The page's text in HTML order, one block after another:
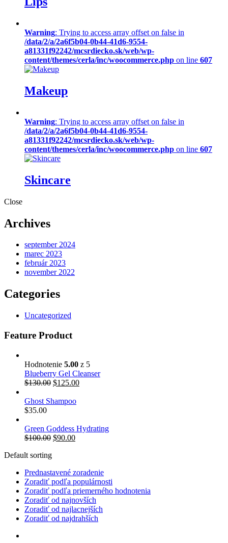
Warning: Trying to access array offset on false in
/data/2/a/2a6f5b04-0b44-41d6-9554-
a81331f92242/mcsrdiecko.sk/web/wp-
content/themes/cerla/inc/woocommerce.php on line 607
Makeup
Warning: Trying to access array offset on false in
/data/2/a/2a6f5b04-0b44-41d6-9554-
a81331f92242/mcsrdiecko.sk/web/wp-
content/themes/cerla/inc/woocommerce.php on line 607
Skincare
Close
Archives
september 2024
marec 2023
február 2023
november 2022
Categories
Uncategorized
Feature Product
Hodnotenie 5.00 z 5
Blueberry Gel Cleanser
$130.00 $125.00
Ghost Shampoo
$35.00
Green Goddess Hydrating
$100.00 $90.00
Default sorting
Prednastavené zoradenie
Zoradiť podľa populárnosti
Zoradiť podľa priemerného hodnotenia
Zoradiť od najnovších
Zoradiť od najlacnejších
Zoradiť od najdrahších